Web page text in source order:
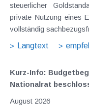
steuerlicher
private Nutzung eines
vollständig
Langtext
Kurz-Info:
Nationalrat
August 2026